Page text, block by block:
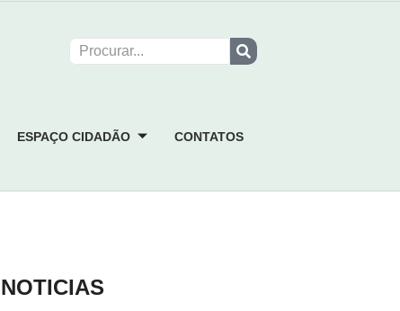
ESPAÇO CIDADÃO CONTATOS
NOTICIAS